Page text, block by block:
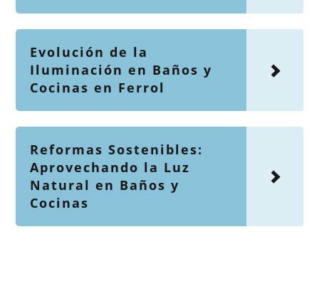
Evolución de la
Iluminación en Baños y
Cocinas en Ferrol
Reformas Sostenibles:
Aprovechando la Luz
Natural en Baños y
Cocinas